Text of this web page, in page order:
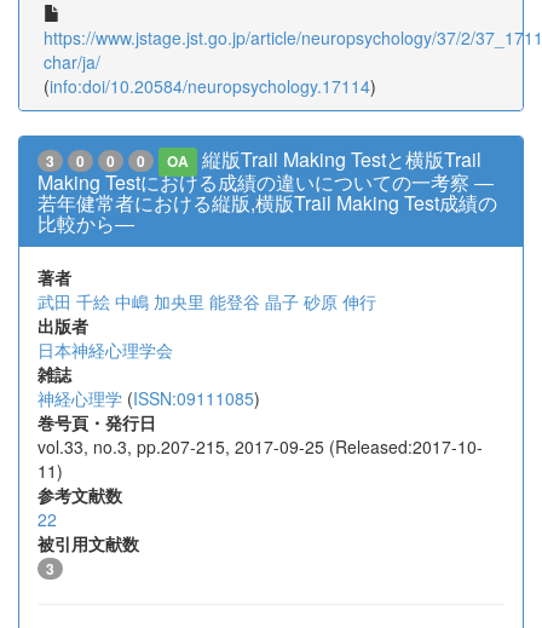
https://www.jstage.jst.go.jp/article/neuropsychology/37/2/
char/ja/
(info:doi/10.20584/neuropsychology.17114)
3 0 0 0 OA
縦版Trail Making Testと横版Trail
Making Testにおける成績の違いについての一考察 ―
若年健常者における縦版,横版Trail Making Test成績の
比較から―
著者
武田 千絵 中嶋 加央里 能登谷 晶子 砂原 伸行
出版者
日本神経心理学会
雑誌
神経心理学 (ISSN:09111085)
巻号頁・発行日
vol.33, no.3, pp.207-215, 2017-09-25 (Released:2017-10-
11)
参考文献数
22
被引用文献数
3